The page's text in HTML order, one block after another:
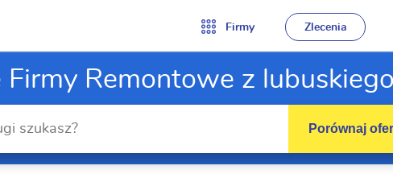
Firmy Zlecenia
Firmy Remontowe z
Porównaj